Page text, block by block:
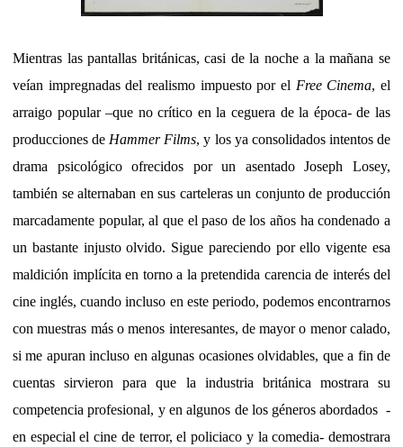
Mientras las pantallas británicas, casi de la noche a la mañana se
veían impregnadas del realismo impuesto por el Free Cinema, el
arraigo popular –que no crítico en la ceguera de la época- de las
producciones de Hammer Films, y los ya consolidados intentos de
drama psicológico ofrecidos por un asentado Joseph Losey,
también se alternaban en sus carteleras un conjunto de producción
marcadamente popular, al que el paso de los años ha condenado a
un bastante injusto olvido. Sigue pareciendo por ello vigente esa
maldición implícita en torno a la pretendida carencia de interés del
cine inglés, cuando incluso en este periodo, podemos encontrarnos
con muestras más o menos interesantes, de mayor o menor calado,
si me apuran incluso en algunas ocasiones olvidables, que a fin de
cuentas sirvieron para que la industria británica mostrara su
competencia profesional, y en algunos de los géneros abordados -
en especial el cine de terror, el policiaco y la comedia- demostrara